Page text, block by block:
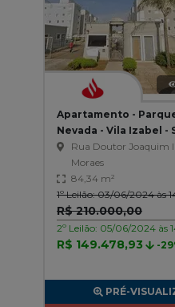
Apartamento -
Nevada - Vila Izabel -
Carlos/SP
Rua Doutor Joaquim
Moraes
84,34 m²
1º Leilão: 03/06/2024 às
R$ 210.000,00
2º Leilão: 05/06/2024 às
R$ 149.478,93 -
PRÉ-